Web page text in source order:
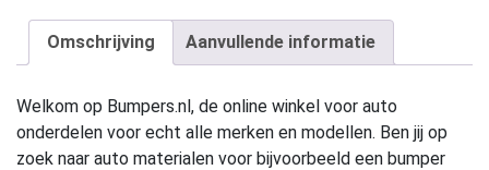
Omschrijving Aanvullende informatie
Welkom op Bumpers.nl, de online winkel voor auto
onderdelen voor echt alle merken en modellen. Ben jij op
zoek naar auto materialen voor bijvoorbeeld een bumper